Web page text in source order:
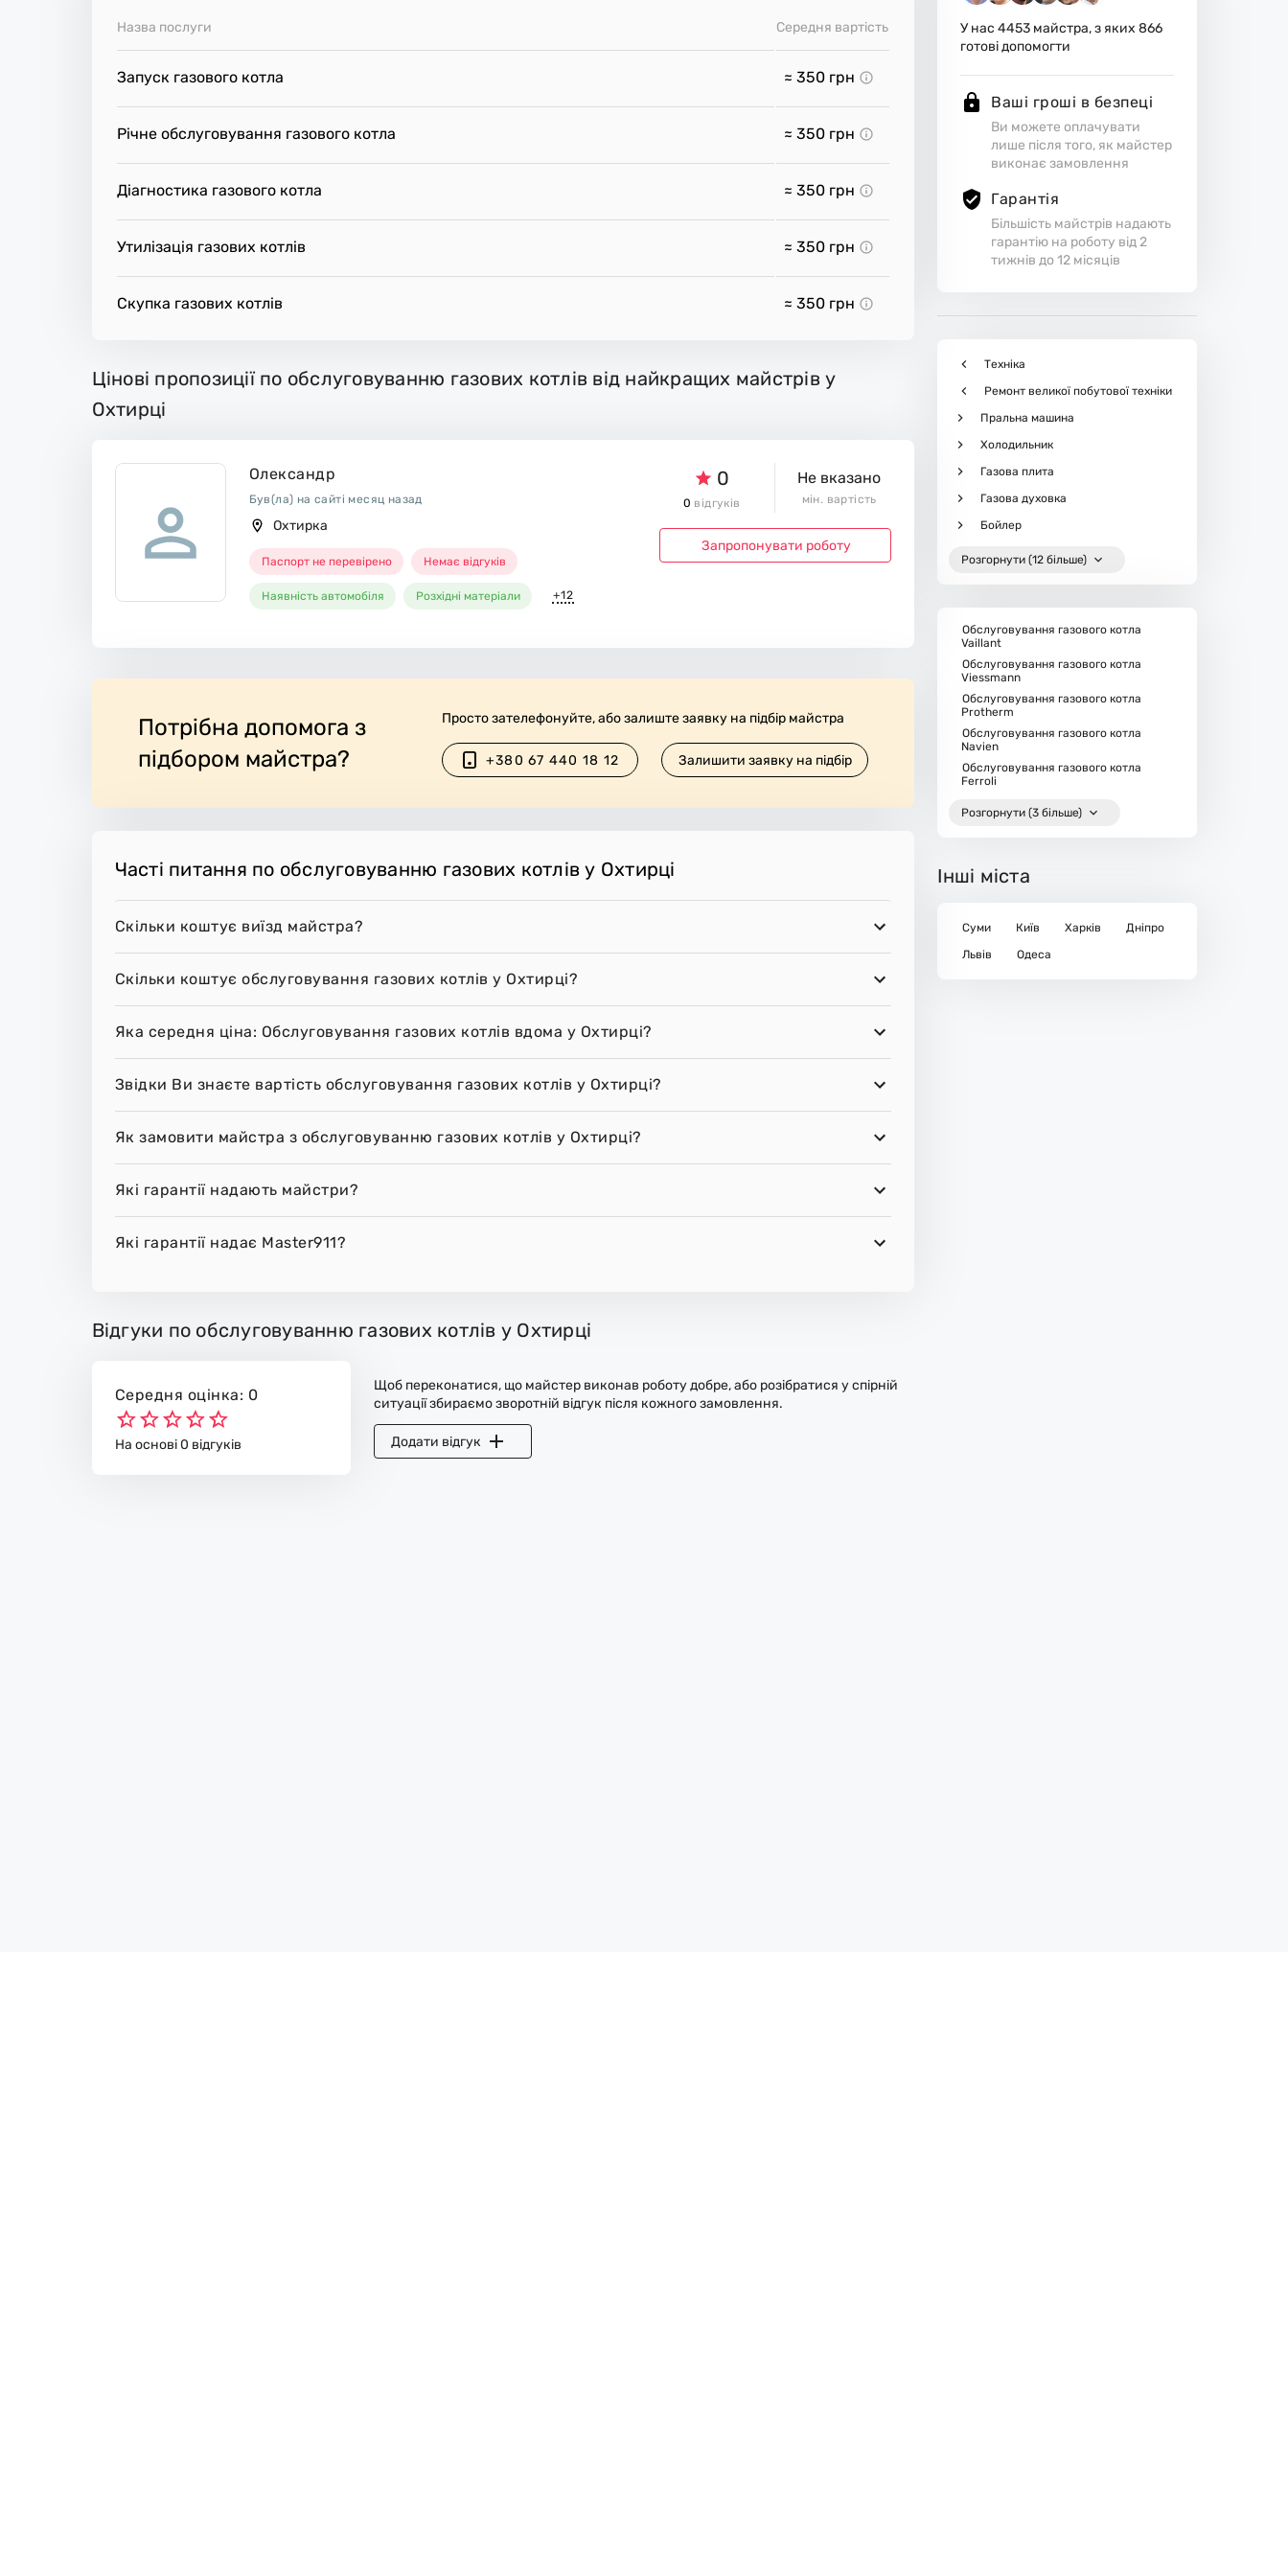
місце.
У нас4453 майстра, з яких866
готові допомогти
Ваші гроші в безпеці
Ви можете оплачувати
лише після того, як майстер
виконає замовлення
Гарантія
Більшість майстрів надають
гарантію на роботу від 2
тижнів до 12 місяців
Техніка
Ремонт великої побутової техніки
Пральна машина
Холодильник
Газова плита
Газова духовка
Бойлер
Розгорнути (12 більше)
Обслуговування газового котла
Vaillant
Обслуговування газового котла
Viessmann
Обслуговування газового котла
Protherm
Обслуговування газового котла
Navien
Обслуговування газового котла
Ferroli
Розгорнути (3 більше)
Інші міста
Суми Київ Харків
Дніпро
Львів
Одеса
Назва послуги Середня вартість
Запуск газового котла ≈ 350 грн
Річне обслуговування газового котла ≈ 350 грн
Діагностика газового котла ≈ 350 грн
Утилізація газових котлів ≈ 350 грн
Скупка газових котлів ≈ 350 грн
Цінові пропозиції по обслуговуванню газових котлів від найкращих майстрів у
Охтирці
Олександр
Був(ла) на сайті месяц назад
Охтирка
Паспорт не перевірено Немає відгуків
Наявність автомобіля Розхідні матеріали +12
0
0 відгуків
Не вказано
мін. вартість
Запропонувати роботу
Потрібна допомога з
підбором майстра?
Просто зателефонуйте, або залиште заявку на підбір майстра
+380 67 440 18 12 Залишити заявку на підбір
Часті питання по обслуговуванню газових котлів у Охтирці
Скільки коштує виїзд майстра?
Скільки коштує обслуговування газових котлів у Охтирці?
Яка середня ціна: Обслуговування газових котлів вдома у Охтирці?
Звідки Ви знаєте вартість обслуговування газових котлів у Охтирці?
Як замовити майстра з обслуговуванню газових котлів у Охтирці?
Які гарантії надають майстри?
Які гарантії надає Master911?
Відгуки по обслуговуванню газових котлів у Охтирці
Середня оцінка: 0
На основі 0 відгуків
Щоб переконатися, що майстер виконав роботу добре, або розібратися у спірній
ситуації збираємо зворотній відгук після кожного замовлення.
Додати відгук